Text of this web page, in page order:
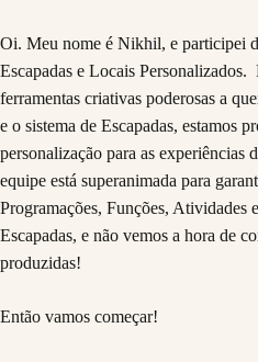
Oi. Meu nome é Nikhil, e participei
Escapadas e Locais
ferramentas criativas poderosas a
e o sistema de Escapadas, estamos
personalização para as experiências
equipe está superanimada para
Programações, Funções, Atividades
Escapadas, e não vemos a hora de
produzidas!
Então vamos começar!